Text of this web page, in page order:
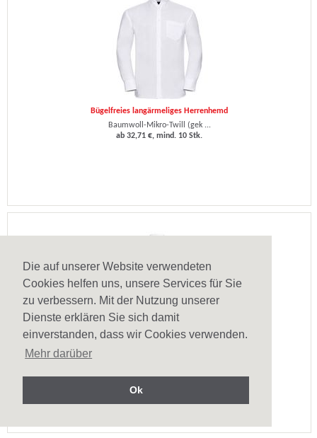
Die auf unserer Website verwendeten
Cookies helfen uns, unsere Services für Sie
zu verbessern. Mit der Nutzung unserer
Dienste erklären Sie sich damit
einverstanden, dass wir Cookies verwenden.
Mehr darüber
Ok
Bügelfreies langärmeliges Herrenhemd
Baumwoll-Mikro-Twill (gek ...
ab 32,71 €, mind. 10 Stk.
Herren Oxford Hemd Tokyo
ab 16,79 €, mind. 10 Stk.